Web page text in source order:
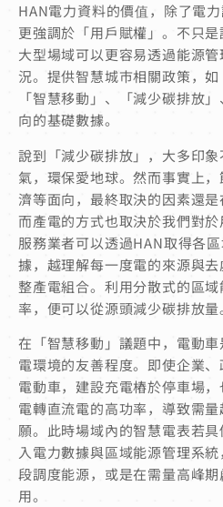
HAN電力資料的價值，除了電
更強調於「用戶賦權」。不只
大型場域可以更容易透過能源
況。提供智慧城市相關政策，如
「智慧移動」、「減少碳排放
向的基礎數據。
說到「減少碳排放」，大多印
氣，環保愛地球。然而事實上
濟等面向，最終取決的因素還是
而產電的方式也取決於我們對
服務業者可以透過HAN取得各
據，越理解每一度電的來源與
整產電組合。利用分散式的區
率，便可以從源頭減少碳排放量
在「智慧移動」議題中，電動
電環境的友善程度。即使企業
電動車，建設充電樁於停車場
電轉直流電的高功率，導致需
願。此時場域內的智慧電表若
入電力數據與區域能源管理系
段調度能源，或是在需量高峰
用。